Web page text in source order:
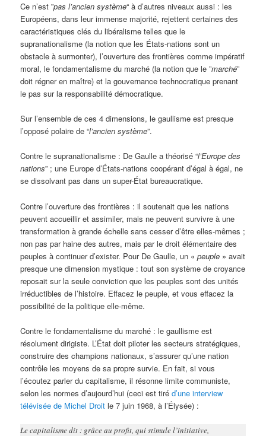
Ce n’est ”pas l’ancien système“ à d’autres niveaux aussi : les
Européens, dans leur immense majorité, rejettent certaines des
caractéristiques clés du libéralisme telles que le
supranationalisme (la notion que les États-nations sont un
obstacle à surmonter), l’ouverture des frontières comme impératif
moral, le fondamentalisme du marché (la notion que le ”marché”
doit régner en maître) et la gouvernance technocratique prenant
le pas sur la responsabilité démocratique.
Sur l’ensemble de ces 4 dimensions, le gaullisme est presque
l’opposé polaire de “l’ancien système”.
Contre le supranationalisme : De Gaulle a théorisé “l’Europe des
nations” ; une Europe d’États-nations coopérant d’égal à égal, ne
se dissolvant pas dans un super-État bureaucratique.
Contre l’ouverture des frontières : il soutenait que les nations
peuvent accueillir et assimiler, mais ne peuvent survivre à une
transformation à grande échelle sans cesser d’être elles-mêmes ;
non pas par haine des autres, mais par le droit élémentaire des
peuples à continuer d’exister. Pour De Gaulle, un «peuple » avait
presque une dimension mystique : tout son système de croyance
reposait sur la seule conviction que les peuples sont des unités
irréductibles de l’histoire. Effacez le peuple, et vous effacez la
possibilité de la politique elle-même.
Contre le fondamentalisme du marché : le gaullisme est
résolument dirigiste. L’État doit piloter les secteurs stratégiques,
construire des champions nationaux, s’assurer qu’une nation
contrôle les moyens de sa propre survie. En fait, si vous
l’écoutez parler du capitalisme, il résonne limite communiste,
selon les normes d’aujourd’hui (ceci est tiréd’une interview
télévisée de Michel Droit le 7 juin 1968, à l’Élysée) :
Le capitalisme dit : grâce au profit, qui stimule l’initiative,